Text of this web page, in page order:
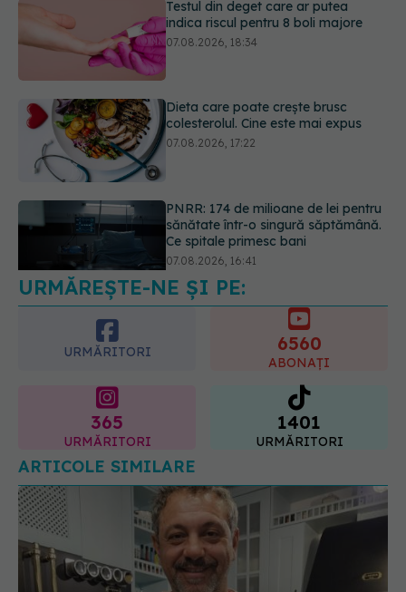
Dieta care poate crește brusc
colesterolul. Cine este mai expus
07.08.2026, 17:22
PNRR: 174 de milioane de lei pentru
sănătate într-o singură săptămână.
Ce spitale primesc bani
Ce spune culoarea ta preferată
despre vârsta pe care o ai. Care
este "codul cromatic" al generațiilor
07.08.2026, 21:29
URMĂREȘTE-NE ȘI PE:
URMĂRITORI
365 1401
URMĂRITORI
ARTICOLE SIMILARE